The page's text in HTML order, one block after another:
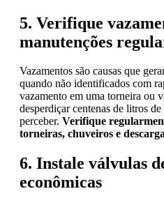
5. Verifique
manutenções
Vazamentos são causas que
quando não identificados com
vazamento em uma torneira ou
desperdiçar centenas de litros
perceber. Verifique
torneiras, chuveiros e
6. Instale válvulas
econômicas